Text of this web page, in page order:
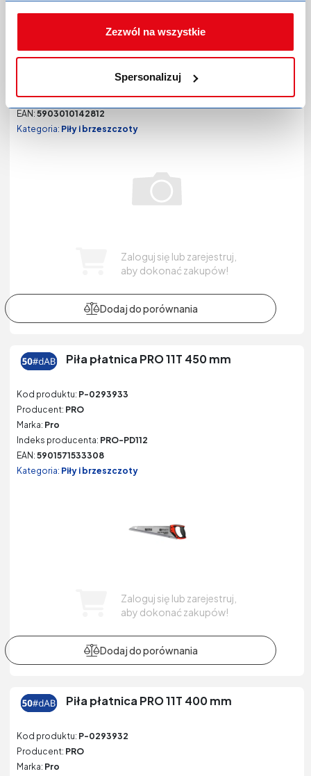
Zezwól na wszystkie
Spersonalizuj
Piła ręczna 650mm do gazobetonu 14281 Iron
- Bez producenta -
Marka:Iron
EAN: 5903010142812
Kategoria: Piły i brzeszczoty
Zaloguj się lub zarejestruj,
aby dokonać zakupów!
Piła płatnica PRO 11T 450 mm
Kod produktu: P-0293933
Producent: PRO
Marka: Pro
Indeks producenta: PRO-PD112
EAN: 5901571533308
Kategoria: Piły i brzeszczoty
Zaloguj się lub zarejestruj,
aby dokonać zakupów!
Piła płatnica PRO 11T 400 mm
Kod produktu: P-0293932
Producent: PRO
Marka: Pro